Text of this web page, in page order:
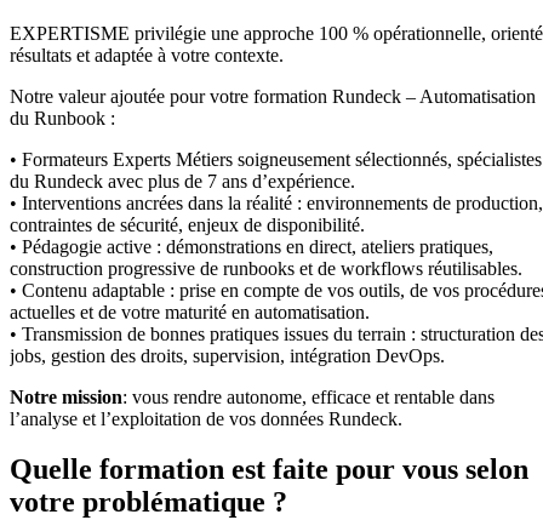
EXPERTISME privilégie une approche 100 % opérationnelle,
résultats et adaptée à votre contexte.
Notre valeur ajoutée pour votre formation Rundeck – Automatisation
du Runbook :
• Formateurs Experts Métiers soigneusement sélectionnés, spécialistes
du Rundeck avec plus de 7 ans d’expérience.
• Interventions ancrées dans la réalité : environnements de production,
contraintes de sécurité, enjeux de disponibilité.
• Pédagogie active : démonstrations en direct, ateliers pratiques,
construction progressive de runbooks et de workflows réutilisables.
• Contenu adaptable : prise en compte de vos outils, de vos
actuelles et de votre maturité en automatisation.
• Transmission de bonnes pratiques issues du terrain : structuration
jobs, gestion des droits, supervision, intégration DevOps.
Notre mission: vous rendre autonome, efficace et rentable dans
l’analyse et l’exploitation de vos données Rundeck.
Quelle formation est faite pour vous selon
votre problématique ?